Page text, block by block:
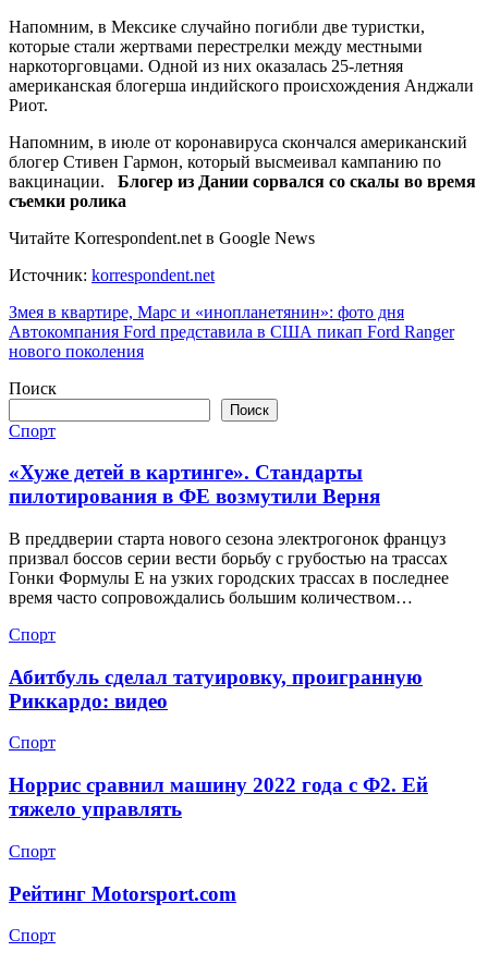
Напомним, в Мексике случайно погибли две туристки,
которые стали жертвами перестрелки между местными
наркоторговцами. Одной из них оказалась 25-летняя
американская блогерша индийского происхождения Анджали
Риот.
Напомним, в июле от коронавируса скончался американский
блогер Стивен Гармон, который высмеивал кампанию по
вакцинации. Блогер из Дании сорвался со скалы во время
съемки ролика
Читайте Korrespondent.net в Google News
Источник: korrespondent.net
Навигация
по
Змея в квартире, Марс и «инопланетянин»: фото дня
Автокомпания Ford представила в США пикап Ford Ranger
нового поколения
Поиск
Поиск
Спорт
«Хуже детей в картинге». Стандарты
пилотирования в ФЕ возмутили Верня
В преддверии старта нового сезона электрогонок француз
призвал боссов серии вести борьбу с грубостью на трассах
Гонки Формулы Е на узких городских трассах в последнее
время часто сопровождались большим количеством…
Спорт
Абитбуль сделал татуировку, проигранную
Риккардо: видео
Спорт
Норрис сравнил машину 2022 года с Ф2. Ей
тяжело управлять
Спорт
Рейтинг Motorsport.com
Спорт